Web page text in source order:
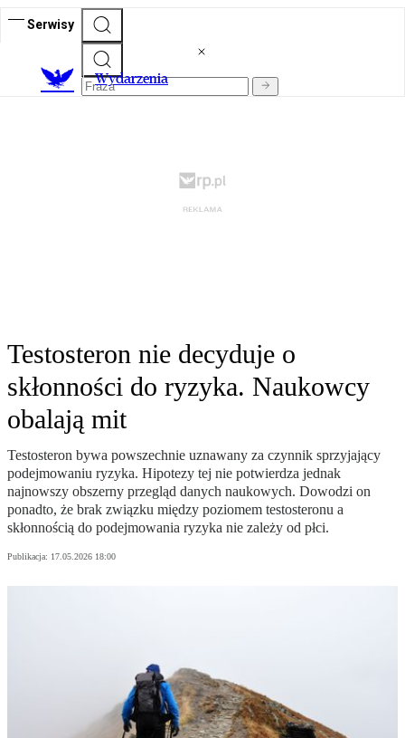
Serwisy
Wydarzenia
Testosteron nie decyduje o
skłonności do ryzyka. Naukowcy
obalają mit
Testosteron bywa powszechnie uznawany za czynnik sprzyjający
podejmowaniu ryzyka. Hipotezy tej nie potwierdza jednak
najnowszy obszerny przegląd danych naukowych. Dowodzi on
ponadto, że brak związku między poziomem testosteronu a
skłonnością do podejmowania ryzyka nie zależy od płci.
Publikacja: 17.05.2026 18:00